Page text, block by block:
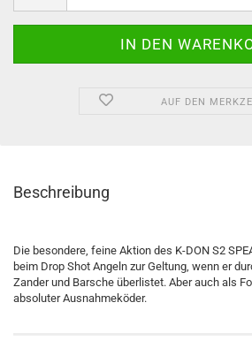
AUF DEN
Beschreibung
Die besondere, feine Aktion des K-DON S2
beim Drop Shot Angeln zur Geltung, wenn er
Zander und Barsche überlistet. Aber auch als
absoluter Ausnahmeköder.